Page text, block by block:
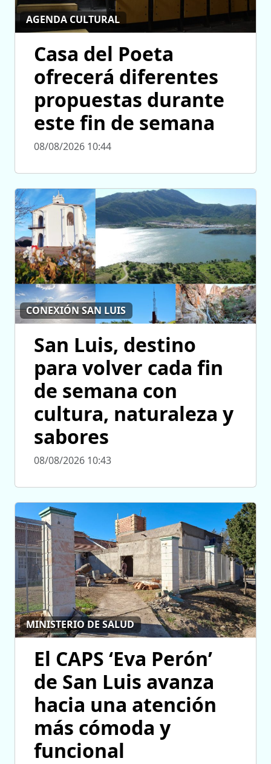
AGENDA CULTURAL
Casa del Poeta
ofrecerá diferentes
propuestas durante
este fin de semana
08/08/2026 10:44
CONEXIÓN SAN LUIS
San Luis, destino
para volver cada fin
de semana con
cultura, naturaleza y
sabores
08/08/2026 10:43
MINISTERIO DE SALUD
El CAPS ‘Eva Perón’
de San Luis avanza
hacia una atención
más cómoda y
funcional